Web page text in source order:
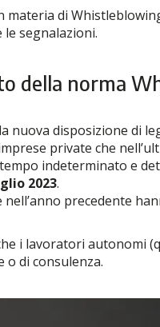
materia di
segnalazioni.
della norma
nuova disposizione di
private che
indeterminato e
2023.
precedente
i lavoratori autonomi
o di consulenza.